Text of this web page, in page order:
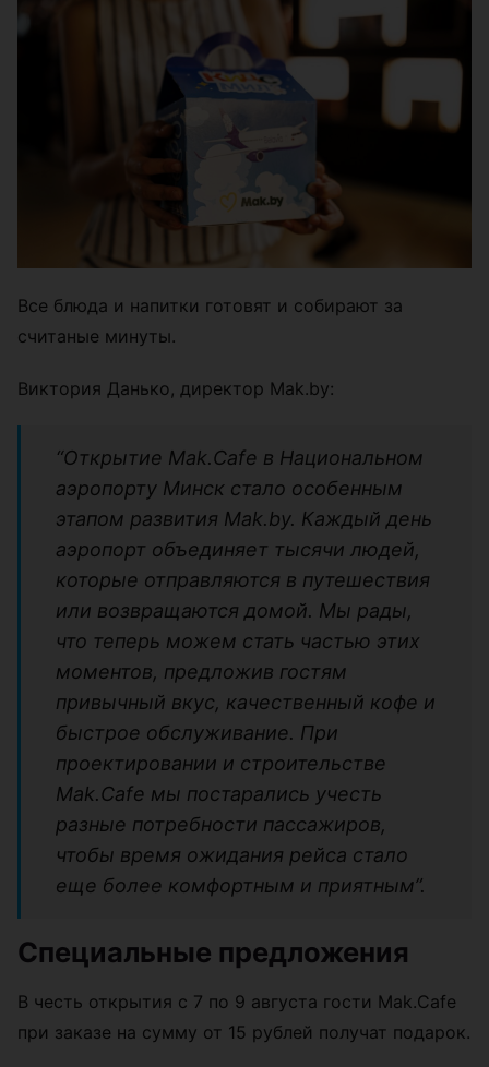
Все блюда и напитки готовят и собирают за
считаные минуты.
Виктория Данько, директор Mak.by:
“Открытие Mak.Cafe в Национальном
аэропорту Минск стало особенным
этапом развития Mak.by. Каждый день
аэропорт объединяет тысячи людей,
которые отправляются в путешествия
или возвращаются домой. Мы рады,
что теперь можем стать частью этих
моментов, предложив гостям
привычный вкус, качественный кофе и
быстрое обслуживание. При
проектировании и строительстве
Mak.Cafe мы постарались учесть
разные потребности пассажиров,
чтобы время ожидания рейса стало
еще более комфортным и приятным”.
Специальные предложения
В честь открытия с 7 по 9 августа гости Mak.Cafe
при заказе на сумму от 15 рублей получат подарок.